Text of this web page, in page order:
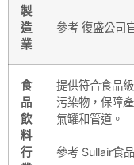
製
造
業
參考 復盛公司
食
品
飲
料
行
提供符合食品
污染物，保障
氣罐和管道。
參考 Sullair食